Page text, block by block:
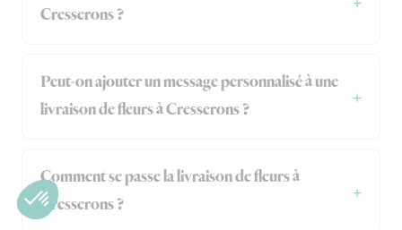
Cresserons ?
Peut-on ajouter un message personnalisé à une
livraison de fleurs à Cresserons ?
Comment se passe la livraison de fleurs à
Cresserons ?